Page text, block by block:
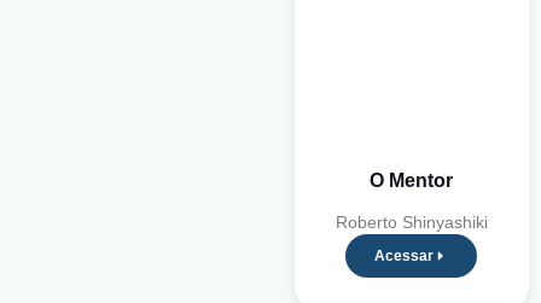
O Mentor
Roberto Shinyashiki
Acessar